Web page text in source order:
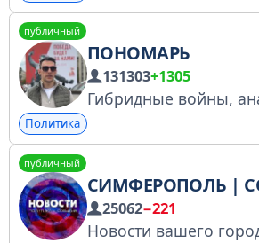
публичный
ПОНОМАРЬ
131303+1305
Политика
публичный
СИМФЕРОПОЛЬ |
25062−221